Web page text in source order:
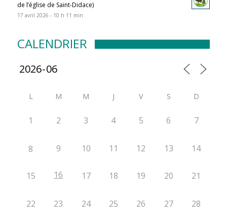
de l’église de Saint-Didace)
17 avril 2026 - 10 h 11 min
CALENDRIER
L M M J V S D
1 2 3 4 5 6 7
8 9 10 11 12 13 14
15 16 17 18 19 20 21
22 23 24 25 26 27 28